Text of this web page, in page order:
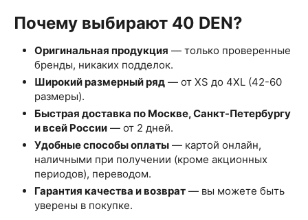
Почему выбирают 40 DEN?
Оригинальная продукция — только проверенные
бренды, никаких подделок.
Широкий размерный ряд — от XS до 4XL (42-60
размеры).
Быстрая доставка по Москве, Санкт-Петербургу
и всей России — от 2 дней.
Удобные способы оплаты — картой онлайн,
наличными при получении (кроме акционных
периодов), переводом.
Гарантия качества и возврат — вы можете быть
уверены в покупке.